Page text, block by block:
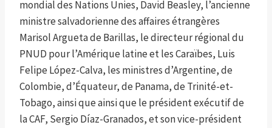
mondial des Nations Unies, David Beasley, l’ancienne
ministre salvadorienne des affaires étrangères
Marisol Argueta de Barillas, le directeur régional du
PNUD pour l’Amérique latine et les Caraïbes, Luis
Felipe López-Calva, les ministres d’Argentine, de
Colombie, d’Équateur, de Panama, de Trinité-et-
Tobago, ainsi que ainsi que le président exécutif de
la CAF, Sergio Díaz-Granados, et son vice-président